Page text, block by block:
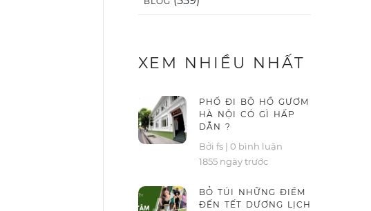
XEM NHIỀU NHẤT
PHỐ ĐI BỘ HỒ GƯƠM
HÀ NỘI CÓ GÌ HẤP
DẪN ?
Bởi fs | 0 bình luận
1855 ngày trước
BỎ TÚI NHỮNG ĐIỂM
ĐẾN TẾT DƯƠNG LỊCH